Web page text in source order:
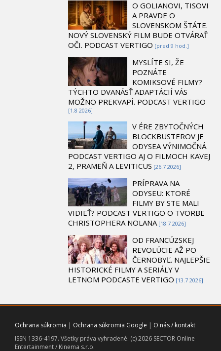
O GOLIANOVI, TISOVI
A PRAVDE O
SLOVENSKOM ŠTÁTE.
NOVÝ SLOVENSKÝ FILM BUDE OTVÁRAŤ
OČI. PODCAST VERTIGO [pred 9 hod.]
MYSLÍTE SI, ŽE
POZNÁTE
KOMIKSOVÉ FILMY?
TÝCHTO DVANÁSŤ ADAPTÁCIÍ VÁS
MOŽNO PREKVAPÍ. PODCAST VERTIGO
[1.8 2026]
V ÉRE ZBYTOČNÝCH
BLOCKBUSTEROV JE
ODYSEA VÝNIMOČNÁ.
PODCAST VERTIGO AJ O FILMOCH KAVEJ
2, PRAMEŇ A LEVITICUS [26.7 2026]
PRÍPRAVA NA
ODYSEU: KTORÉ
FILMY BY STE MALI
VIDIEŤ? PODCAST VERTIGO O TVORBE
CHRISTOPHERA NOLANA [18.7 2026]
OD FRANCÚZSKEJ
REVOLÚCIE AŽ PO
ČERNOBYĽ. NAJLEPŠIE
HISTORICKÉ FILMY A SERIÁLY V
LETNOM PODCASTE VERTIGO [13.7 2026]
Ochrana súkromia | Ochrana súkromia Google | O nás / kontakt
ISSN 1336-4197. Všetky práva vyhradené. (c) 2026 SECTOR Online
Entertainment / Kinema s.r.o.